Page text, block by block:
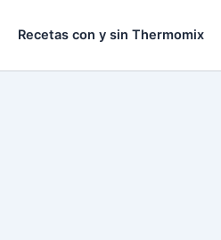
Recetas con y sin Thermomix